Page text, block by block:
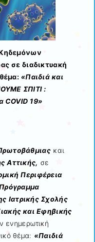
σε διαδικτυακή
«Παιδιά και
ΣΠΙΤΙ :
COVID 19»
και
Αττικής, σε
Περιφέρεια
Ιατρικής Σχολής
και Εφηβικής
ενημερωτική
θέμα: «Παιδιά